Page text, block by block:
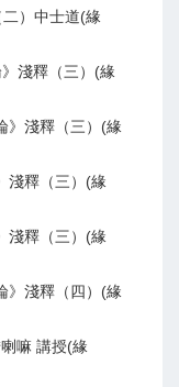
）中士道(緣
淺釋（三）(緣
》淺釋（三）(緣
淺釋（三）(緣
淺釋（三）(緣
》淺釋（四）(緣
嘛 講授(緣